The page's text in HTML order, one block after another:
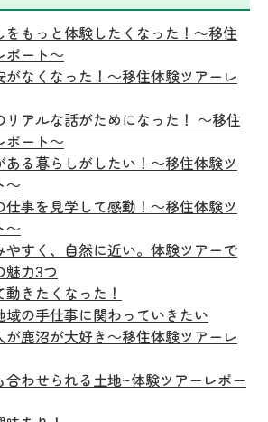
をもっと体験したくなった！～移住
ポート～
がなくなった！～移住体験ツアーレ
リアルな話がためになった！ ～移住
ポート～
ある暮らしがしたい！～移住体験ツ
～
仕事を見学して感動！～移住体験ツ
～
やすく、自然に近い。体験ツアーで
魅力3つ
きたくなった！
域の手仕事に関わっていきたい
が鹿沼が大好き～移住体験ツアーレ
合わせられる土地~体験ツアーレポー